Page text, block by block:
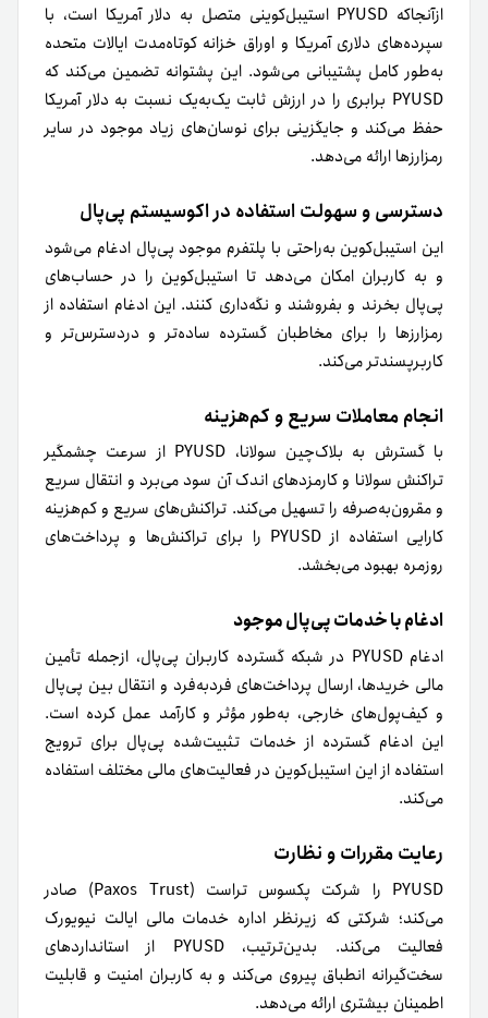
ازآنجاکه PYUSD استیبل‌کوینی متصل به دلار آمریکا است، با
سپرده‌های دلاری آمریکا و اوراق خزانه کوتاه‌مدت ایالات متحده
به‌طور کامل پشتیبانی می‌شود. این پشتوانه تضمین می‌کند که
PYUSD برابری را در ارزش ثابت یک‌به‌یک نسبت به دلار آمریکا
حفظ می‌کند و جایگزینی برای نوسان‌های زیاد موجود در سایر
رمزارزها ارائه می‌دهد.
دسترسی و سهولت استفاده در اکوسیستم پی‌پال
این استیبل‌کوین به‌راحتی با پلتفرم موجود پی‌پال ادغام می‌شود
و به کاربران امکان می‌دهد تا استیبل‌کوین را در حساب‌های
پی‌پال بخرند و بفروشند و نگه‌داری کنند. این ادغام استفاده از
رمزارزها را برای مخاطبان گسترده‌ ساده‌تر و دردسترس‌تر و
کاربرپسندتر می‌کند.
انجام معاملات سریع و کم‌هزینه
با گسترش به بلاک‌چین سولانا، PYUSD از سرعت چشمگیر
تراکنش سولانا و کارمزدهای اندک آن سود می‌برد و انتقال سریع
و مقرون‌به‌صرفه را تسهیل می‌کند. تراکنش‌های سریع و کم‌هزینه
کارایی استفاده از PYUSD را برای تراکنش‌ها و پرداخت‌های
روزمره بهبود می‌بخشد.
ادغام با خدمات پی‌پال موجود
ادغام PYUSD در شبکه گسترده کاربران پی‌پال، از‌جمله تأمین
مالی خریدها، ارسال پرداخت‌های فردبه‌فرد و انتقال بین پی‌پال
و کیف‌پول‌های خارجی، به‌طور مؤثر و کارآمد عمل کرده است.
این ادغام گسترده از خدمات تثبیت‌شده پی‌پال برای ترویج
استفاده از این استیبل‌کوین در فعالیت‌های مالی مختلف استفاده
می‌کند.
رعایت مقررات و نظارت
PYUSD را شرکت پکسوس تراست (Paxos Trust) صادر
می‌کند؛ شرکتی که زیرنظر اداره خدمات مالی ایالت نیویورک
فعالیت می‌کند. بدین‌ترتیب، PYUSD از استانداردهای
سخت‌گیرانه انطباق پیروی می‌کند و به کاربران امنیت و قابلیت
اطمینان بیشتری ارائه می‌دهد.